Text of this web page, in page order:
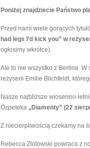
Poniżej znajdziecie Państwo
Przed nami wiele gorących
had legs I’d kick you” w
ogłosimy wkrótce).
Ale to nie wszystko z Berlina W
reżyserii Emilie Blichfeldt,
Nasze najbliższe wiosenno-
Özpeteka „Diamenty” (22
Z niecierpliwością czekamy na
Rebecca Zlotowski powraca z